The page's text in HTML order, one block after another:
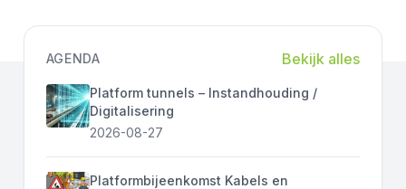
AGENDA Bekijk alles
Platform tunnels – Instandhouding /
Digitalisering
2026-08-27
Platformbijeenkomst Kabels en